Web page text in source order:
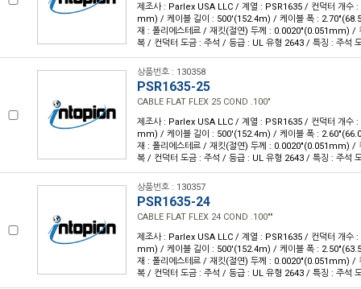
제조사 : Parlex USA LLC / 계열 : PSR1635 / 컨덕터 개수
mm) / 케이블 길이 : 500'(152.4m) / 케이블 폭 :
재 : 폴리에스테르 / 재킷(절연) 두께 : 0.0020"(0.051mm) /
복 / 컨덕터 도금 : 주석 / 등급 : UL 유형 2643 / 특징 : 주석
상품번호 : 130358
PSR1635-25
CABLE FLAT FLEX 25 COND .100"
제조사 : Parlex USA LLC / 계열 : PSR1635 / 컨덕터 개수
mm) / 케이블 길이 : 500'(152.4m) / 케이블 폭 :
재 : 폴리에스테르 / 재킷(절연) 두께 : 0.0020"(0.051mm) /
복 / 컨덕터 도금 : 주석 / 등급 : UL 유형 2643 / 특징 : 주석
상품번호 : 130357
PSR1635-24
CABLE FLAT FLEX 24 COND .100""
제조사 : Parlex USA LLC / 계열 : PSR1635 / 컨덕터 개수
mm) / 케이블 길이 : 500'(152.4m) / 케이블 폭 :
재 : 폴리에스테르 / 재킷(절연) 두께 : 0.0020"(0.051mm) /
복 / 컨덕터 도금 : 주석 / 등급 : UL 유형 2643 / 특징 : 주석